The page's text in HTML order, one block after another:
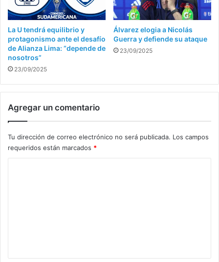
La U tendrá equilibrio y
protagonismo ante el desafío
de Alianza Lima: “depende de
nosotros”
23/09/2025
Álvarez elogia a Nicolás
Guerra y defiende su ataque
23/09/2025
Agregar un comentario
Tu dirección de correo electrónico no será publicada. Los campos
requeridos están marcados *